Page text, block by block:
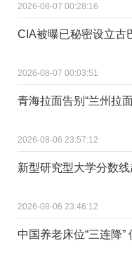
2026-08-07 00:28:16
CIA被曝已秘密设立古
2026-08-07 00:03:51
青海拉面告别“兰州拉
2026-08-06 23:57:12
新型研究型大学分数
2026-08-06 23:46:12
中国养老床位“三连降